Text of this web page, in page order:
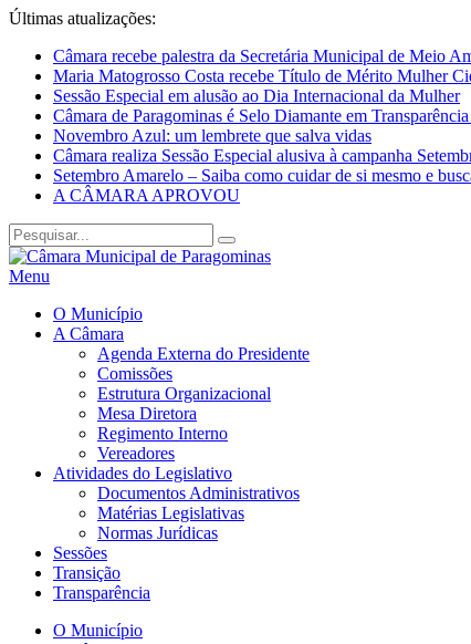
Últimas atualizações:
Câmara recebe palestra da Secretária Municipal de Meio
Maria Matogrosso Costa recebe Título de Mérito Mulher
Sessão Especial em alusão ao Dia Internacional da Mulher
Câmara de Paragominas é Selo Diamante em
Novembro Azul: um lembrete que salva vidas
Câmara realiza Sessão Especial alusiva à campanha
Setembro Amarelo – Saiba como cuidar de si mesmo e
A CÂMARA APROVOU
Menu
O Município
A Câmara
Agenda Externa do Presidente
Comissões
Estrutura Organizacional
Mesa Diretora
Regimento Interno
Vereadores
Atividades do Legislativo
Documentos Administrativos
Matérias Legislativas
Normas Jurídicas
Sessões
Transição
Transparência
O Município